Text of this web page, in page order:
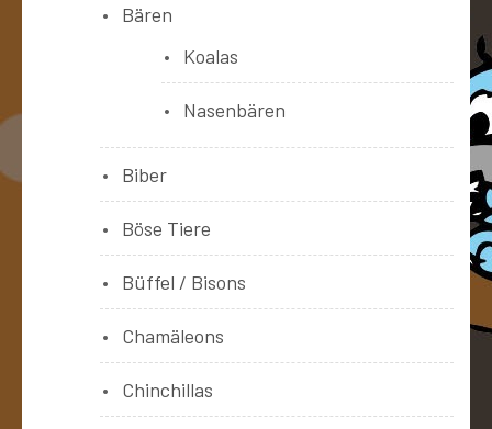
Bären
Koalas
Nasenbären
Biber
Böse Tiere
Büffel / Bisons
Chamäleons
Chinchillas